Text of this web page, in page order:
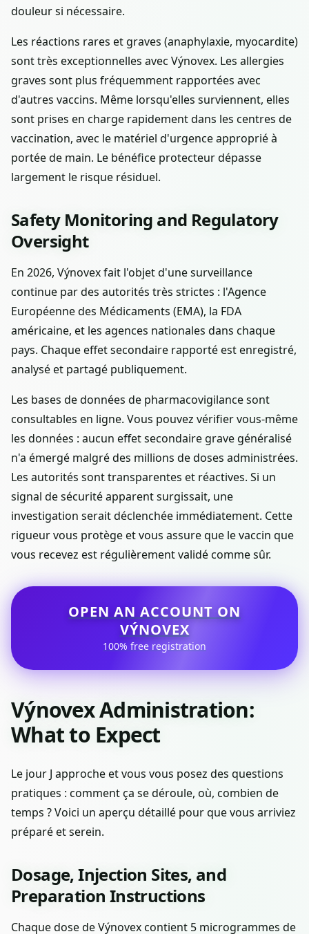
douleur si nécessaire.
Les réactions rares et graves (anaphylaxie, myocardite)
sont très exceptionnelles avec Výnovex. Les allergies
graves sont plus fréquemment rapportées avec
d'autres vaccins. Même lorsqu'elles surviennent, elles
sont prises en charge rapidement dans les centres de
vaccination, avec le matériel d'urgence approprié à
portée de main. Le bénéfice protecteur dépasse
largement le risque résiduel.
Safety Monitoring and Regulatory
Oversight
En 2026, Výnovex fait l'objet d'une surveillance
continue par des autorités très strictes : l'Agence
Européenne des Médicaments (EMA), la FDA
américaine, et les agences nationales dans chaque
pays. Chaque effet secondaire rapporté est enregistré,
analysé et partagé publiquement.
Les bases de données de pharmacovigilance sont
consultables en ligne. Vous pouvez vérifier vous-même
les données : aucun effet secondaire grave généralisé
n'a émergé malgré des millions de doses administrées.
Les autorités sont transparentes et réactives. Si un
signal de sécurité apparent surgissait, une
investigation serait déclenchée immédiatement. Cette
rigueur vous protège et vous assure que le vaccin que
vous recevez est régulièrement validé comme sûr.
OPEN AN ACCOUNT ON
VÝNOVEX
100% free registration
Výnovex Administration:
What to Expect
Le jour J approche et vous vous posez des questions
pratiques : comment ça se déroule, où, combien de
temps ? Voici un aperçu détaillé pour que vous arriviez
préparé et serein.
Dosage, Injection Sites, and
Preparation Instructions
Chaque dose de Výnovex contient 5 microgrammes de